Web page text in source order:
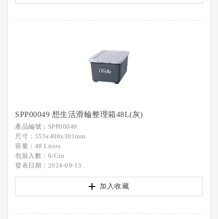
SPP00049 想生活滑輪整理箱48L(灰)
產品編號：SPP00049
尺寸：555x400x301mm
容量：48 Liters
包裝入數：6/Ctn
發表日期：2024-09-13
加入收藏